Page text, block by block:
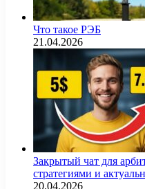
Что такое РЭБ
21.04.2026
Закрытый чат для
стратегиями и
20.04.2026